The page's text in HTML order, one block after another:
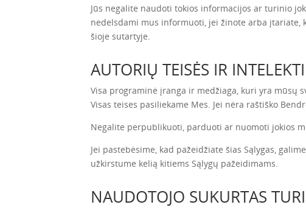
Jūs negalite naudoti tokios informacijos ar turinio
nedelsdami mus informuoti, jei žinote arba
šioje sutartyje.
AUTORIŲ TEISĖS IR
Visa programinė įranga ir medžiaga, kuri yra mūsų
Visas teises pasiliekame Mes. Jei nėra raštiško
Negalite perpublikuoti, parduoti ar nuomoti jokios
Jei pastebėsime, kad pažeidžiate šias Sąlygas,
užkirstume kelią kitiems Sąlygų pažeidimams.
NAUDOTOJO SUKURTAS